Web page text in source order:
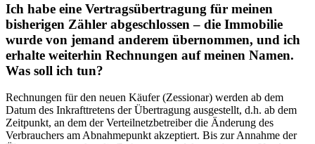
Ich habe eine Vertragsübertragung für meinen
bisherigen Zähler abgeschlossen – die Immobilie
wurde von jemand anderem übernommen, und ich
erhalte weiterhin Rechnungen auf meinen Namen.
Was soll ich tun?
Rechnungen für den neuen Käufer (Zessionar) werden ab dem
Datum des Inkrafttretens der Übertragung ausgestellt, d.h. ab dem
Zeitpunkt, an dem der Verteilnetzbetreiber die Änderung des
Verbrauchers am Abnahmepunkt akzeptiert. Bis zur Annahme der